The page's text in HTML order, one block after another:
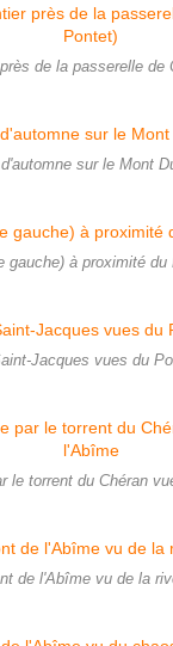
de la passerelle de
sur le Mont
gauche) à proximité
Jacques vues du
le torrent du Chéran
de l'Abîme vu de la